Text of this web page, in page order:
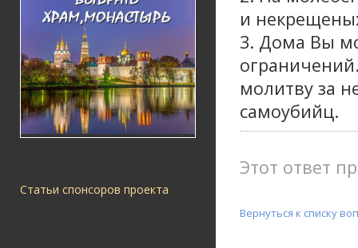
Статьи спонсоров проекта
и
3. Дома Вы
молитву за
самоубийц.
Этот ответ
Вернуться к списку